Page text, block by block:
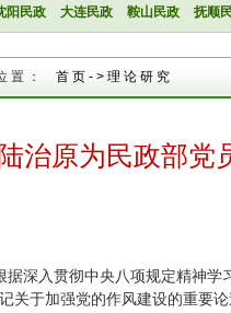
阳民政 大连民政 鞍山民政 抚顺
置： 首页 -> 理论研究
陆治原为民政部党
入贯彻中央八项规定精神学习
关于加强党的作风建设的重要